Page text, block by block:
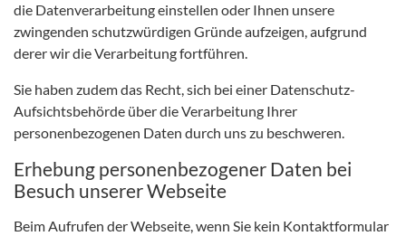
die Datenverarbeitung einstellen oder Ihnen unsere
zwingenden schutzwürdigen Gründe aufzeigen, aufgrund
derer wir die Verarbeitung fortführen.
Sie haben zudem das Recht, sich bei einer Datenschutz-
Aufsichtsbehörde über die Verarbeitung Ihrer
personenbezogenen Daten durch uns zu beschweren.
Erhebung personenbezogener Daten bei
Besuch unserer Webseite
Beim Aufrufen der Webseite, wenn Sie kein Kontaktformular